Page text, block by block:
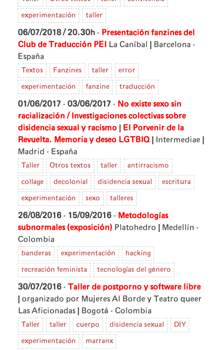
experimentación taller
06/07/2018 / 20.30h - Presentación fanzines del
Club de Traducción PEI La Caníbal
Barcelona -
España
Textos Fanzines taller error
experimentación fanzine traducción
01/06/2017 - 03/06/2017 - No existe sexo sin
racialización / Investigaciones colectivas sobre
disidencia sexual y racismo
El Porvenir de la
Revuelta. Memoria y deseo LGTBIQ
Intermediae
Madrid - España
Taller Otros textos taller antirracismo
collage decolonial disidencia sexual escritura
experimentación sexo talleres
26/08/2016 - 15/09/2016 - Metodologías
subnormales (exposición) Platohedro
Medellín -
Colombia
banderas experimentación hacking
recreación feminista tecnologías del género
30/07/2016 - Taller de postporno y software libre
organizado por Mujeres Al Borde y Teatro queer
Las Aficionadas
Bogotá - Colombia
Taller taller cuerpo disidencia sexual DIY
experimentación marranx